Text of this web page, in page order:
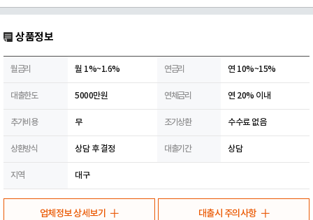
상품정보
월금리 월 1%~1.6% 연금리 연 10%~15%
대출한도 5000만원 연체금리 연 20% 이내
추가비용 무 조기상환 수수료 없음
상환방식 상담 후 결정 대출기간 상담
지역 대구
업체정보 상세보기 대출시 주의사항